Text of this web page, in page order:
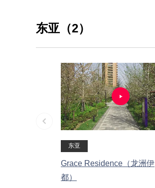
东亚（2）
东亚
Grace Residence（龙洲伊
都）